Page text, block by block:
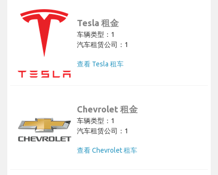
Tesla 租金
车辆类型：1
汽车租赁公司：1
查看 Tesla 租车
Chevrolet 租金
车辆类型：1
汽车租赁公司：1
查看 Chevrolet 租车